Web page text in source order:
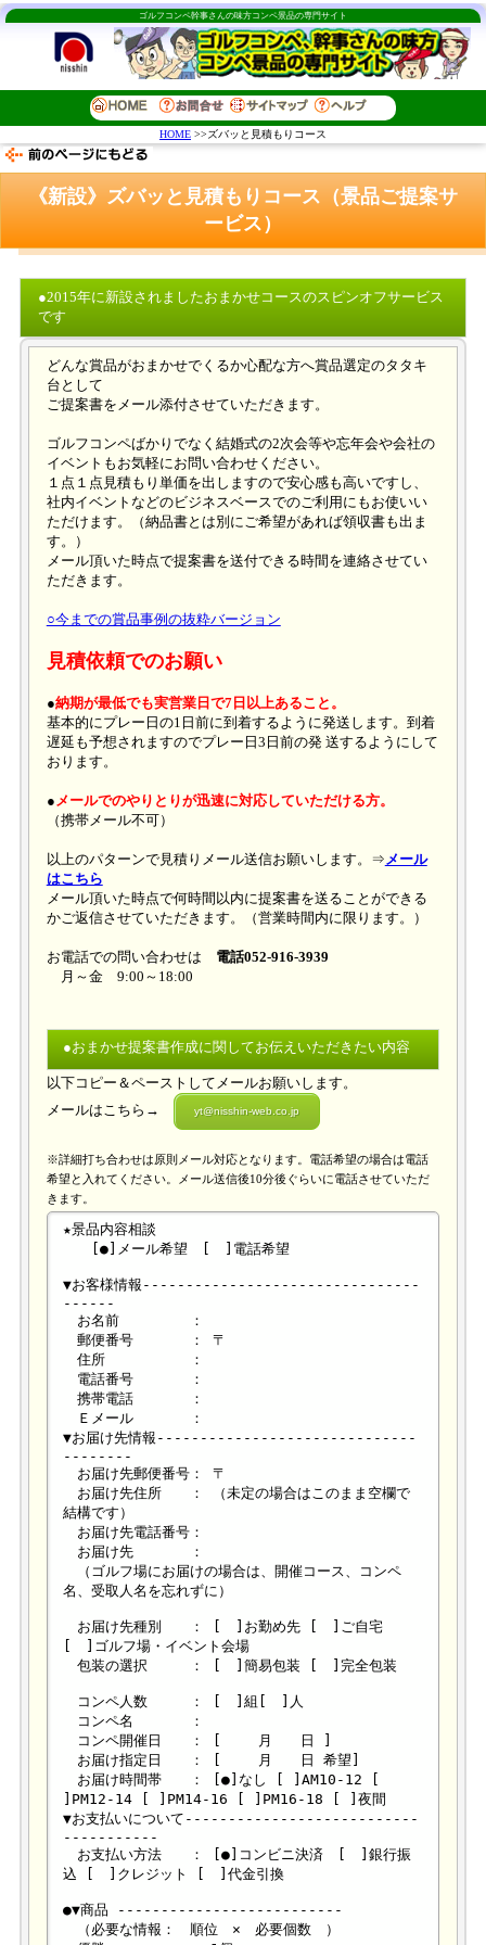
ゴルフコンペ幹事さんの味方コンペ景品の専門サイト
HOME >>ズバッと見積もりコース
《新設》ズバッと見積もりコース（景品ご提案サ
ービス）
●2015年に新設されましたおまかせコースのスピンオフサービス
です
どんな賞品がおまかせでくるか心配な方へ賞品選定のタタキ
台として
ご提案書をメール添付させていただきます。
ゴルフコンペばかりでなく結婚式の2次会等や忘年会や会社の
イベントもお気軽にお問い合わせください。
１点１点見積もり単価を出しますので安心感も高いですし、
社内イベントなどのビジネスベースでのご利用にもお使いい
ただけます。（納品書とは別にご希望があれば領収書も出ま
す。）
メール頂いた時点で提案書を送付できる時間を連絡させてい
ただきます。
○今までの賞品事例の抜粋バージョン
見積依頼でのお願い
●納期が最低でも実営業日で7日以上あること。
基本的にプレー日の1日前に到着するように発送します。到着
遅延も予想されますのでプレー日3日前の発 送するようにして
おります。
● メールでのやりとりが迅速に対応していただける方。
（携帯メール不可）
以上のパターンで見積りメール送信お願いします。⇒ メール
はこちら
メール頂いた時点で何時間以内に提案書を送ることができる
かご返信させていただきます。（営業時間内に限ります。）
お電話での問い合わせは 電話052-916-3939
月～金 9:00～18:00
●おまかせ提案書作成に関してお伝えいただきたい内容
以下コピー＆ペーストしてメールお願いします。
メールはこちら→
yt@nisshin-web.co.jp
※詳細打ち合わせは原則メール対応となります。電話希望の場合は電話
希望と入れてください。メール送信後10分後ぐらいに電話させていただ
きます。